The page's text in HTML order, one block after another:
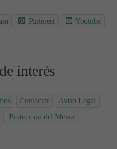
Pinterest Youtube
interés
Contactar
Aviso Legal
Protección del Menor